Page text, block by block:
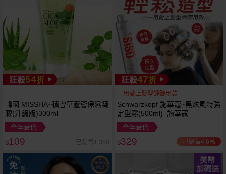
狂殺54折
韓國 MISSHA~積雪草蘆薈保濕凝
膠(升級版)300ml
全年最低
$109 已銷售1,350
狂殺47折
一用愛上髮型師御用款
Schwarzkopf 施華蔻~黑炫風特強
定型霧(500ml) 施華寇
全年最低
$329 已銷售4.6萬
美幣
加碼送